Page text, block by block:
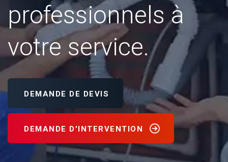
professionnels à
votre service.
DEMANDE DE DEVIS
DEMANDE D'INTERVENTION